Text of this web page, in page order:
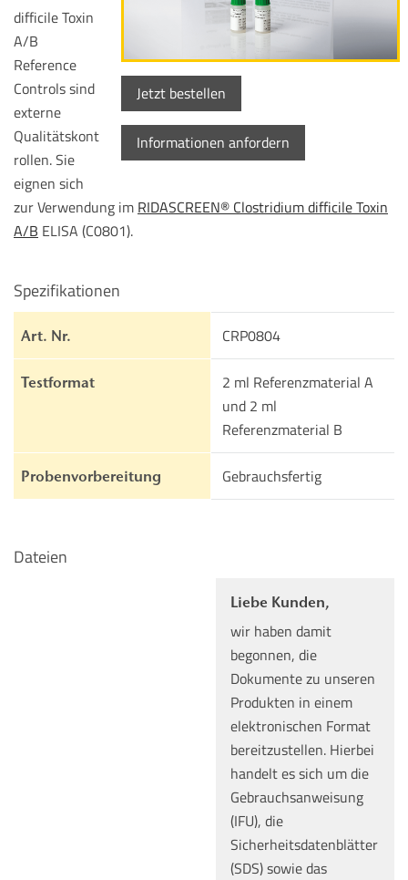
Jetzt bestellen
Informationen anfordern
difficile Toxin
A/B
Reference
Controls sind
externe
Qualitätskont
rollen. Sie
eignen sich
zur Verwendung im RIDASCREEN® Clostridium difficile Toxin
A/B ELISA (C0801).
Spezifikationen
Art. Nr. CRP0804
Testformat
2 ml Referenzmaterial A
und 2 ml
Referenzmaterial B
Probenvorbereitung Gebrauchsfertig
Dateien
Liebe Kunden,
wir haben damit
begonnen, die
Dokumente zu unseren
Produkten in einem
elektronischen Format
bereitzustellen. Hierbei
handelt es sich um die
Gebrauchsanweisung
(IFU), die
Sicherheitsdatenblätter
(SDS) sowie das